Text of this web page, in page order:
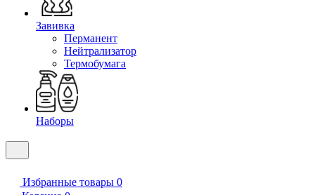
Завивка
Перманент
Нейтрализатор
Термобумага
Наборы
Избранные товары 0